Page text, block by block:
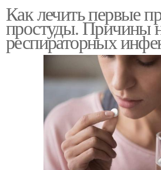
Как лечить первые
простуды. Причины
респираторных